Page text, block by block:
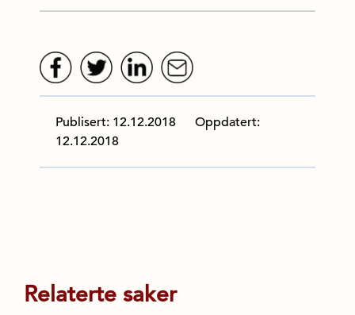
Publisert: 12.12.2018
Oppdatert:
12.12.2018
Relaterte saker